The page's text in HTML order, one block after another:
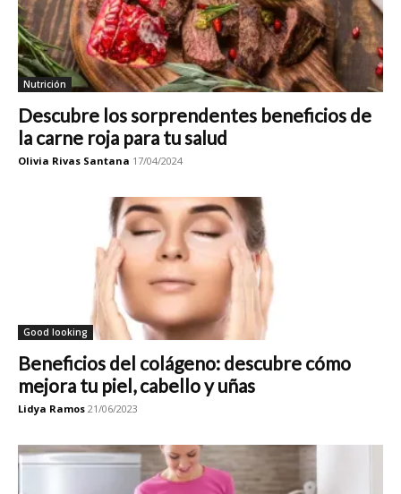
Nutrición
Descubre los sorprendentes beneficios de
la carne roja para tu salud
Olivia Rivas Santana 17/04/2024
Good looking
Beneficios del colágeno: descubre cómo
mejora tu piel, cabello y uñas
Lidya Ramos 21/06/2023